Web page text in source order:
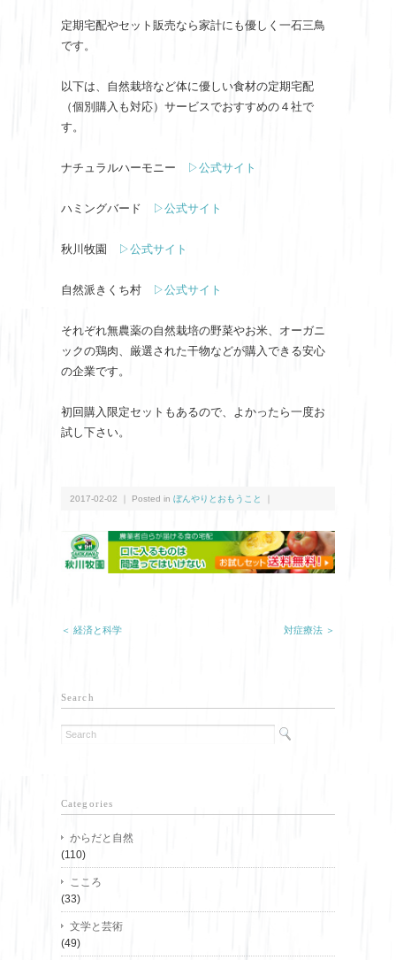
定期宅配やセット販売なら家計にも優しく一石三鳥
です。
以下は、自然栽培など体に優しい食材の定期宅配
（個別購入も対応）サービスでおすすめの４社で
す。
ナチュラルハーモニー ▷公式サイト
ハミングバード ▷公式サイト
秋川牧園 ▷公式サイト
自然派きくち村 ▷公式サイト
それぞれ無農薬の自然栽培の野菜やお米、オーガニ
ックの鶏肉、厳選された干物などが購入できる安心
の企業です。
初回購入限定セットもあるので、よかったら一度お
試し下さい。
2017-02-02 ｜ Posted in ぼんやりとおもうこと
＜ 経済と科学 対症療法 ＞
Search
Categories
からだと自然
(110)
こころ
(33)
文学と芸術
(49)